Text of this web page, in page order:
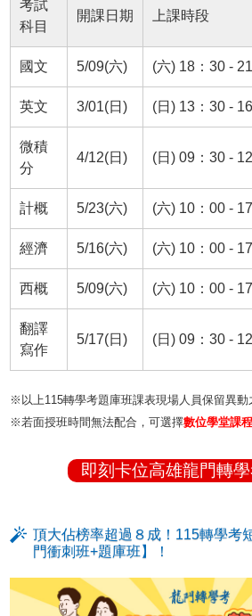
考試
科目
開課日期 上課時段
國文 5/09(六) (六) 18：30 -
英文 3/01(日) (日) 13：30 -
微積
分
4/12(日) (日) 09：30 -
計概 5/23(六) (六) 10：00 -
經濟 5/16(六) (六) 10：00 -
西概 5/09(六) (六) 10：00 -
翻譯
寫作
5/17(日) (日) 09：30 -
※以上115轉學考題庫班課表現場人員保留異
※若面授班時間無法配合，可選擇數位學堂課程
即刻卡位高雄龍門轉
頂大佔榜率超過８成！115轉學考
門衝刺班+題庫班】！